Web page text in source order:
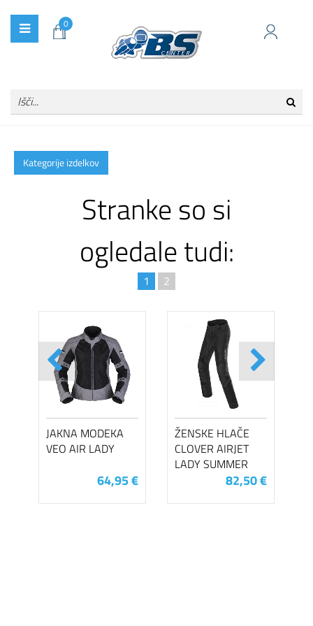
0
Kategorije izdelkov
Stranke so si
ogledale tudi:
1 2
JAKNA MODEKA
VEO AIR LADY
64,95 €
ŽENSKE HLAČE
CLOVER AIRJET
LADY SUMMER
82,50 €